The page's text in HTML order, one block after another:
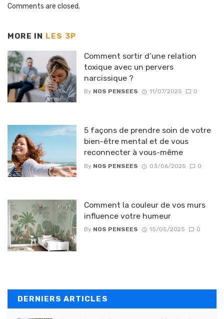
Comments are closed.
MORE IN LES 3P
Comment sortir d’une relation
toxique avec un pervers
narcissique ?
By NOS PENSEES 11/07/2025 0
5 façons de prendre soin de votre
bien-être mental et de vous
reconnecter à vous-même
By NOS PENSEES 03/06/2025 0
Comment la couleur de vos murs
influence votre humeur
By NOS PENSEES 15/05/2025 0
DERNIERS ARTICLES